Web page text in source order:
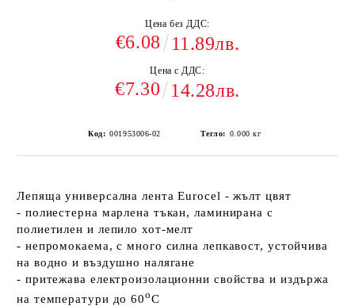
Цена без ДДС:
€6.08 11.89лв.
Цена с ДДС:
€7.30 14.28лв.
Код: 001953006-02 Тегло: 0.000 кг
Лепяща универсална лента Eurocel - жълт цвят
- полиестерна марлена тъкан, ламинирана с
полиетилен и лепило хот-мелт
- непромокаема, с много силна лепкавост, устойчива
на водно и въздушно налягане
- притежава електроизолационни свойства и издържа
на температури до 60oC